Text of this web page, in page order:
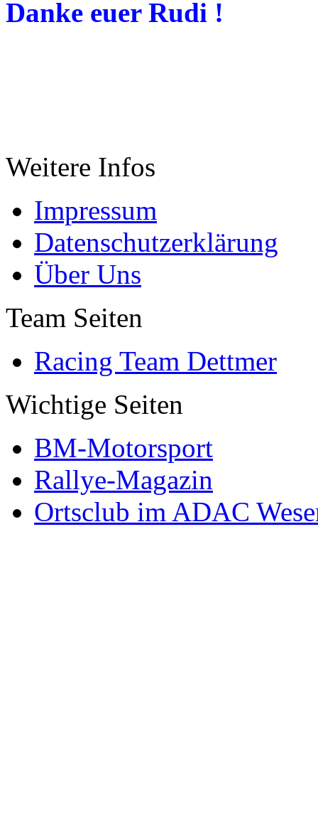
Danke euer Rudi !
Weitere Infos
Impressum
Datenschutzerklärung
Über Uns
Team Seiten
Racing Team Dettmer
Wichtige Seiten
BM-Motorsport
Rallye-Magazin
Ortsclub im ADAC